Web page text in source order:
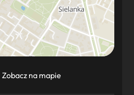
Zobacz na mapie